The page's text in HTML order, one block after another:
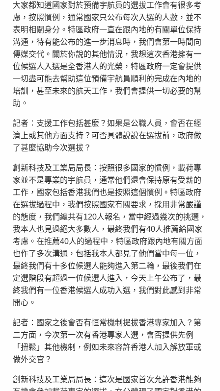
大家都知道國家對於預備宇航員的選拔工作會有很多考
慮，按照慣例，通常國家只公布每次入選的人數，並不
表明相關身分。特區政府一直在跟內地的有關單位保持
溝通，待有能公布的進一步消息時，我們會第一時間向
傳媒交代。關於你說的其他情況，我想這次香港擁有一
位候選人入選是全香港人的光榮，特區政府一定會提供
一切盡可能去幫助這位預備宇航員順利的完成在內地的
培訓，甚至未來的航天工作，我們會提供一切必要的幫
助。
記者：支援工作包括甚麼？如果是公職人員，會否在經
濟上或其他方面支持？可否具體說說在選拔前，政府做
了甚麼協助今次選拔？
創新科技及工業局局長：按照很多國家的慣例，載荷專
家並不是專業的宇航員，通常他們還會保持原有受薪的
工作，國家包括香港我們也是按照這個慣例。特區政府
在選拔過程中，我們按照國家有關要求，採用非常嚴謹
的態度，我們總共有120人報名，當中經過幾次的挑選，
我本人也見過絕大多數人，最終我們有40人推薦給國家
考慮。在推薦40人的過程中，特區政府跟內地有關方面
也作了多次溝通，包括我本人都見了他們當中每一位，
最終我們有十多位候選人能夠進入第二輪，最後我們在
定選階段有超過一位候選人進入，今天上午公布了，最
終我們有一位香港候選人成功入選，我們對此感到非常
開心。
記者：國家之後會否有恒常機制提拔香港專家加入？第
二方面，今次第一次有香港專家人選，會否提供先例
「扭鬆」其他機制，例如未來容許香港人加入解放軍或
做外交官？
創新科技及工業局局長：這次是國家首次允許香港能夠